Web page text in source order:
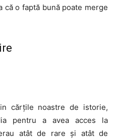
că o faptă bună poate merge
cărțile noastre de istorie,
pentru a avea acces la
atât de rare și atât de